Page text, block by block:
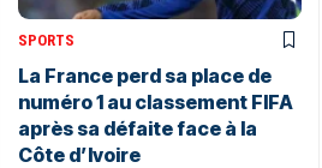
SPORTS
La France perd sa place de
numéro 1 au classement FIFA
après sa défaite face à la
Côte d’Ivoire